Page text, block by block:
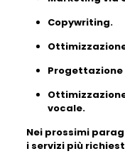
Copywriting.
Progettazione
vocale.
Nei prossimi
i servizi più